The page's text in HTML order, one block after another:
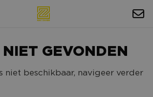
NIET GEVONDEN
niet beschikbaar, navigeer verder